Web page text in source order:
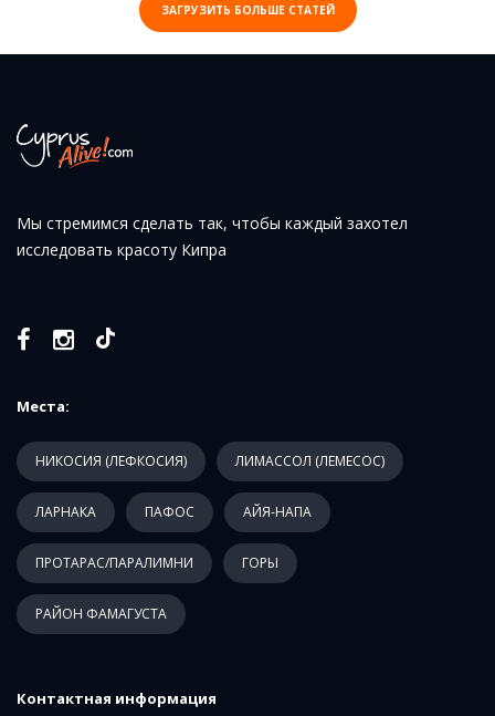
ЗАГРУЗИТЬ БОЛЬШЕ СТАТЕЙ
Мы стремимся сделать так, чтобы каждый захотел
исследовать красоту Кипра
Места:
НИКОСИЯ (ЛЕФКОСИЯ) ЛИМАССОЛ (ЛЕМЕСОС)
ЛАРНАКА ПАФОС АЙЯ-НАПА
ПРОТАРАС/ПАРАЛИМНИ ГОРЫ
РАЙОН ФАМАГУСТА
Контактная информация